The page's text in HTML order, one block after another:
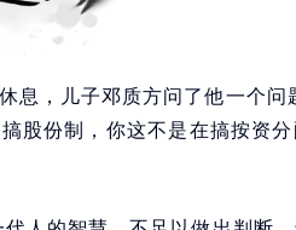
息，儿子邓质方问了他一个问
股份制，你这不是在搞按资